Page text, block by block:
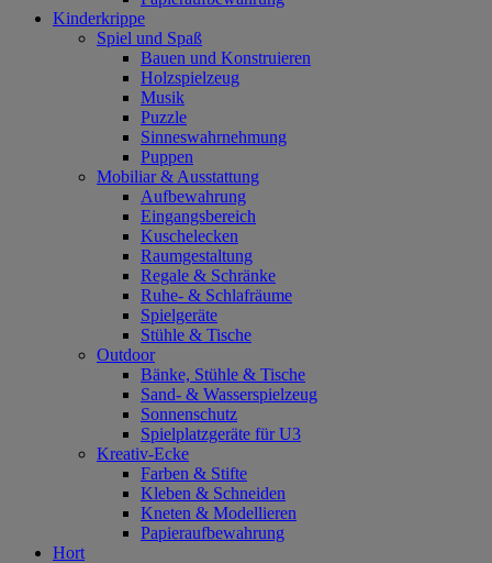
Kinderkrippe
Spiel und Spaß
Bauen und Konstruieren
Holzspielzeug
Musik
Puzzle
Sinneswahrnehmung
Puppen
Mobiliar & Ausstattung
Aufbewahrung
Eingangsbereich
Kuschelecken
Raumgestaltung
Regale & Schränke
Ruhe- & Schlafräume
Spielgeräte
Stühle & Tische
Outdoor
Bänke, Stühle & Tische
Sand- & Wasserspielzeug
Sonnenschutz
Spielplatzgeräte für U3
Kreativ-Ecke
Farben & Stifte
Kleben & Schneiden
Kneten & Modellieren
Papieraufbewahrung
Hort